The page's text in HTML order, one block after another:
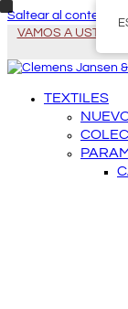
Saltear al contenido
VAMOS A USTED
TEXTILES